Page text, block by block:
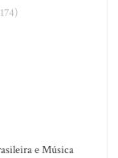
e Música